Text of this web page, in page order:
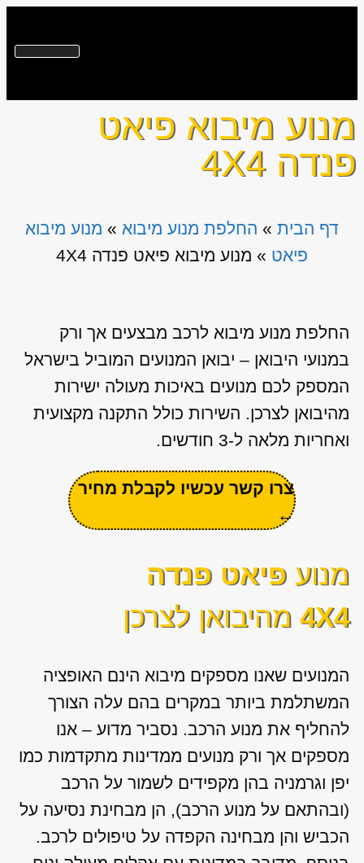
מנוע מיבוא פיאט
פנדה 4X4
דף הבית»החלפת מנוע מיבוא»מנוע מיבוא
פיאט»מנוע מיבוא פיאט פנדה 4X4
החלפת מנוע מיבוא לרכב מבצעים אך ורק
במנועי היבואן – יבואן המנועים המוביל בישראל
המספק לכם מנועים באיכות מעולה ישירות
מהיבואן לצרכן. השירות כולל התקנה מקצועית
ואחריות מלאה ל-3 חודשים.
צרו קשר עכשיו לקבלת מחיר
←
מנוע פיאט פנדה
4X4 מהיבואן לצרכן
המנועים שאנו מספקים מיבוא הינם האופציה
המשתלמת ביותר במקרים בהם עלה הצורך
להחליף את מנוע הרכב. נסביר מדוע – אנו
מספקים אך ורק מנועים ממדינות מתקדמות כמו
יפן וגרמניה בהן מקפידים לשמור על הרכב
(ובהתאם על מנוע הרכב), הן מבחינת נסיעה על
הכביש והן מבחינה הקפדה על טיפולים לרכב.